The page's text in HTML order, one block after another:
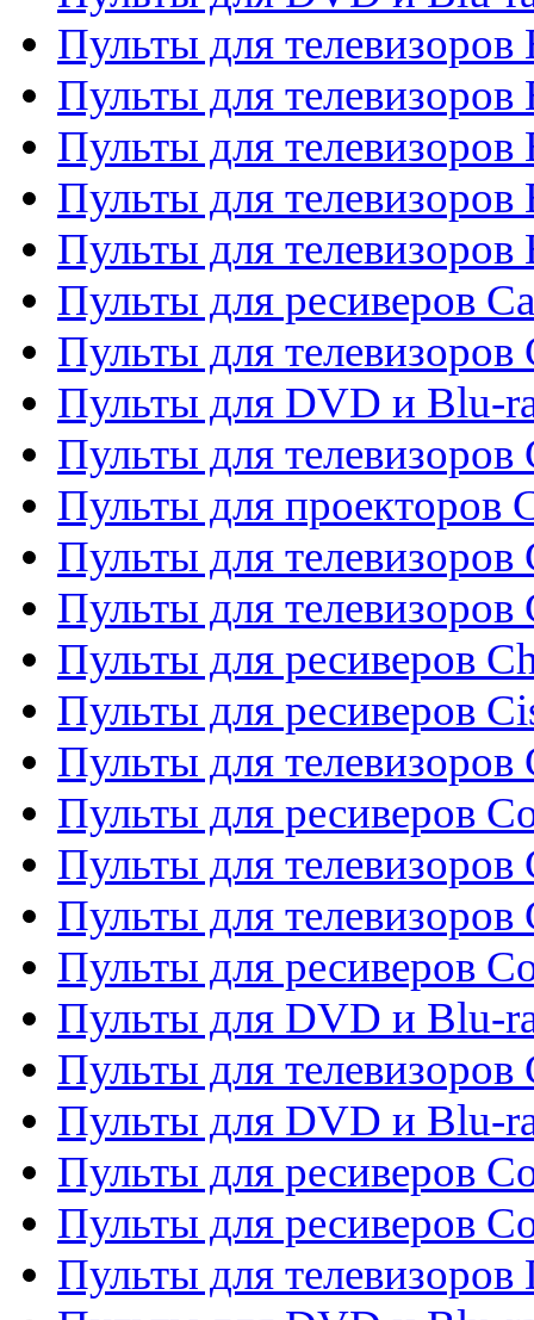
Пульты для телевизоров
Пульты для телевизоров
Пульты для телевизоров
Пульты для телевизоров
Пульты для телевизоров
Пульты для ресиверов
Пульты для телевизоров
Пульты для DVD и Blu-
Пульты для телевизоров
Пульты для проекторов
Пульты для телевизоров
Пульты для телевизоров
Пульты для ресиверов
Пульты для ресиверов
Пульты для телевизоров
Пульты для ресиверов
Пульты для телевизоров
Пульты для телевизоров
Пульты для ресиверов
Пульты для DVD и Blu-
Пульты для телевизоров
Пульты для DVD и Blu-
Пульты для ресиверов
Пульты для ресиверов
Пульты для телевизоров